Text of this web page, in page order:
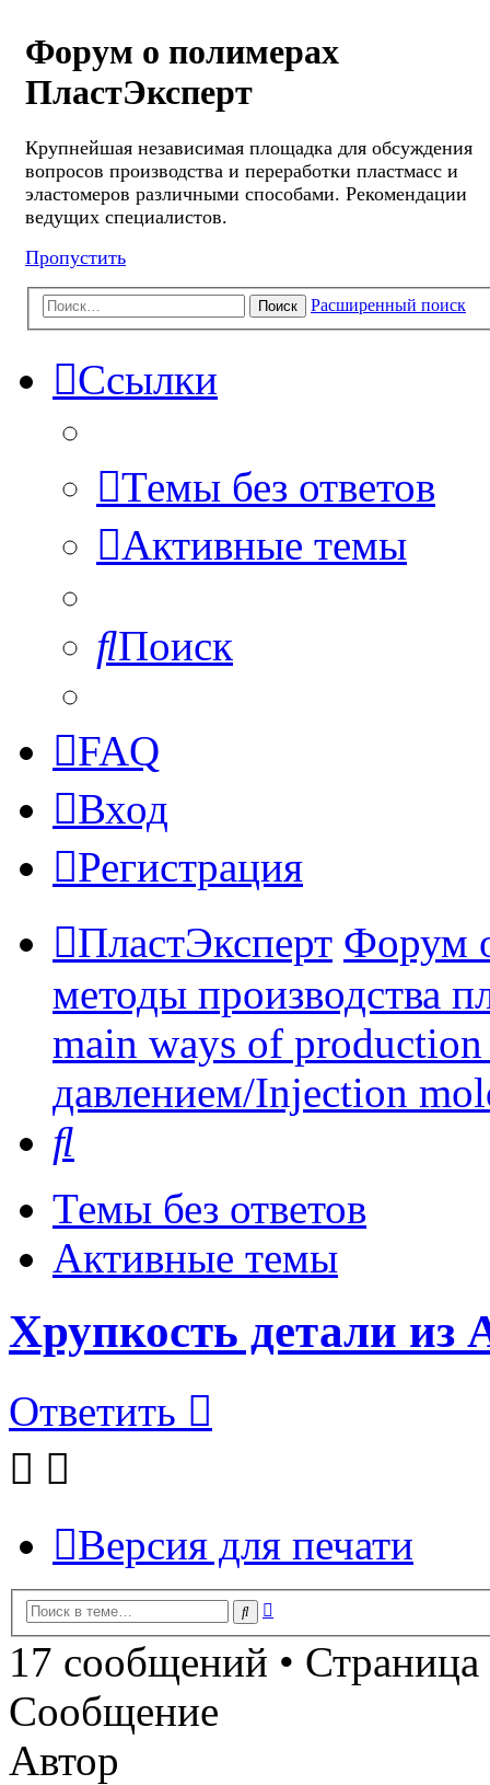
Форум о полимерах
ПластЭксперт
Крупнейшая независимая площадка для обсуждения
вопросов производства и переработки пластмасс и
эластомеров различными способами. Рекомендации
ведущих специалистов.
Пропустить
Поиск Расширенный поиск
Ссылки
Темы без ответов
Активные темы
Поиск
FAQ
Вход
Регистрация
ПластЭксперт Форум
методы производства
main ways of
давлением/Injection
Темы без ответов
Активные темы
Хрупкость детали из
Ответить
Версия для печати
Поиск
17 сообщений • Страница
Сообщение
Автор